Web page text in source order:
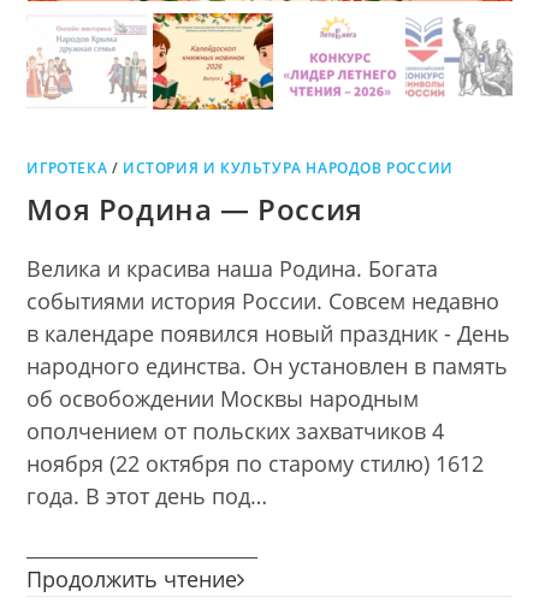
ИГРОТЕКА / ИСТОРИЯ И КУЛЬТУРА НАРОДОВ РОССИИ
Моя Родина — Россия
Велика и красива наша Родина. Богата
событиями история России. Совсем недавно
в календаре появился новый праздник - День
народного единства. Он установлен в память
об освобождении Москвы народным
ополчением от польских захватчиков 4
ноября (22 октября по старому стилю) 1612
года. В этот день под…
Продолжить чтение Моя